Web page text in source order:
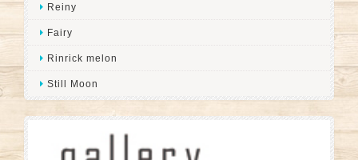
Reiny
Fairy
Rinrick melon
Still Moon